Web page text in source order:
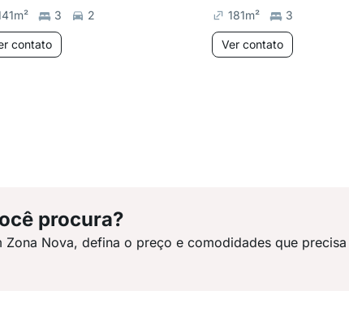
m² 3 2
contato
181m² 3
Ver contato
procura?
Zona Nova, defina o preço e comodidades que